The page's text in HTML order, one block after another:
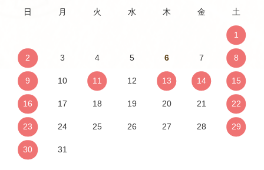
日 月 火 水 木 金 土
1
2 3 4 5 6 7 8
9 10 11 12 13 14 15
16 17 18 19 20 21 22
23 24 25 26 27 28 29
30 31